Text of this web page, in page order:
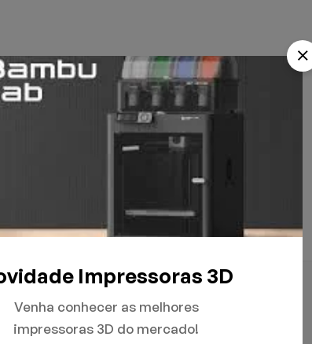
PÁGINAS
Impressoras 3D
Venha conhecer as melhores
impressoras 3D do mercado!